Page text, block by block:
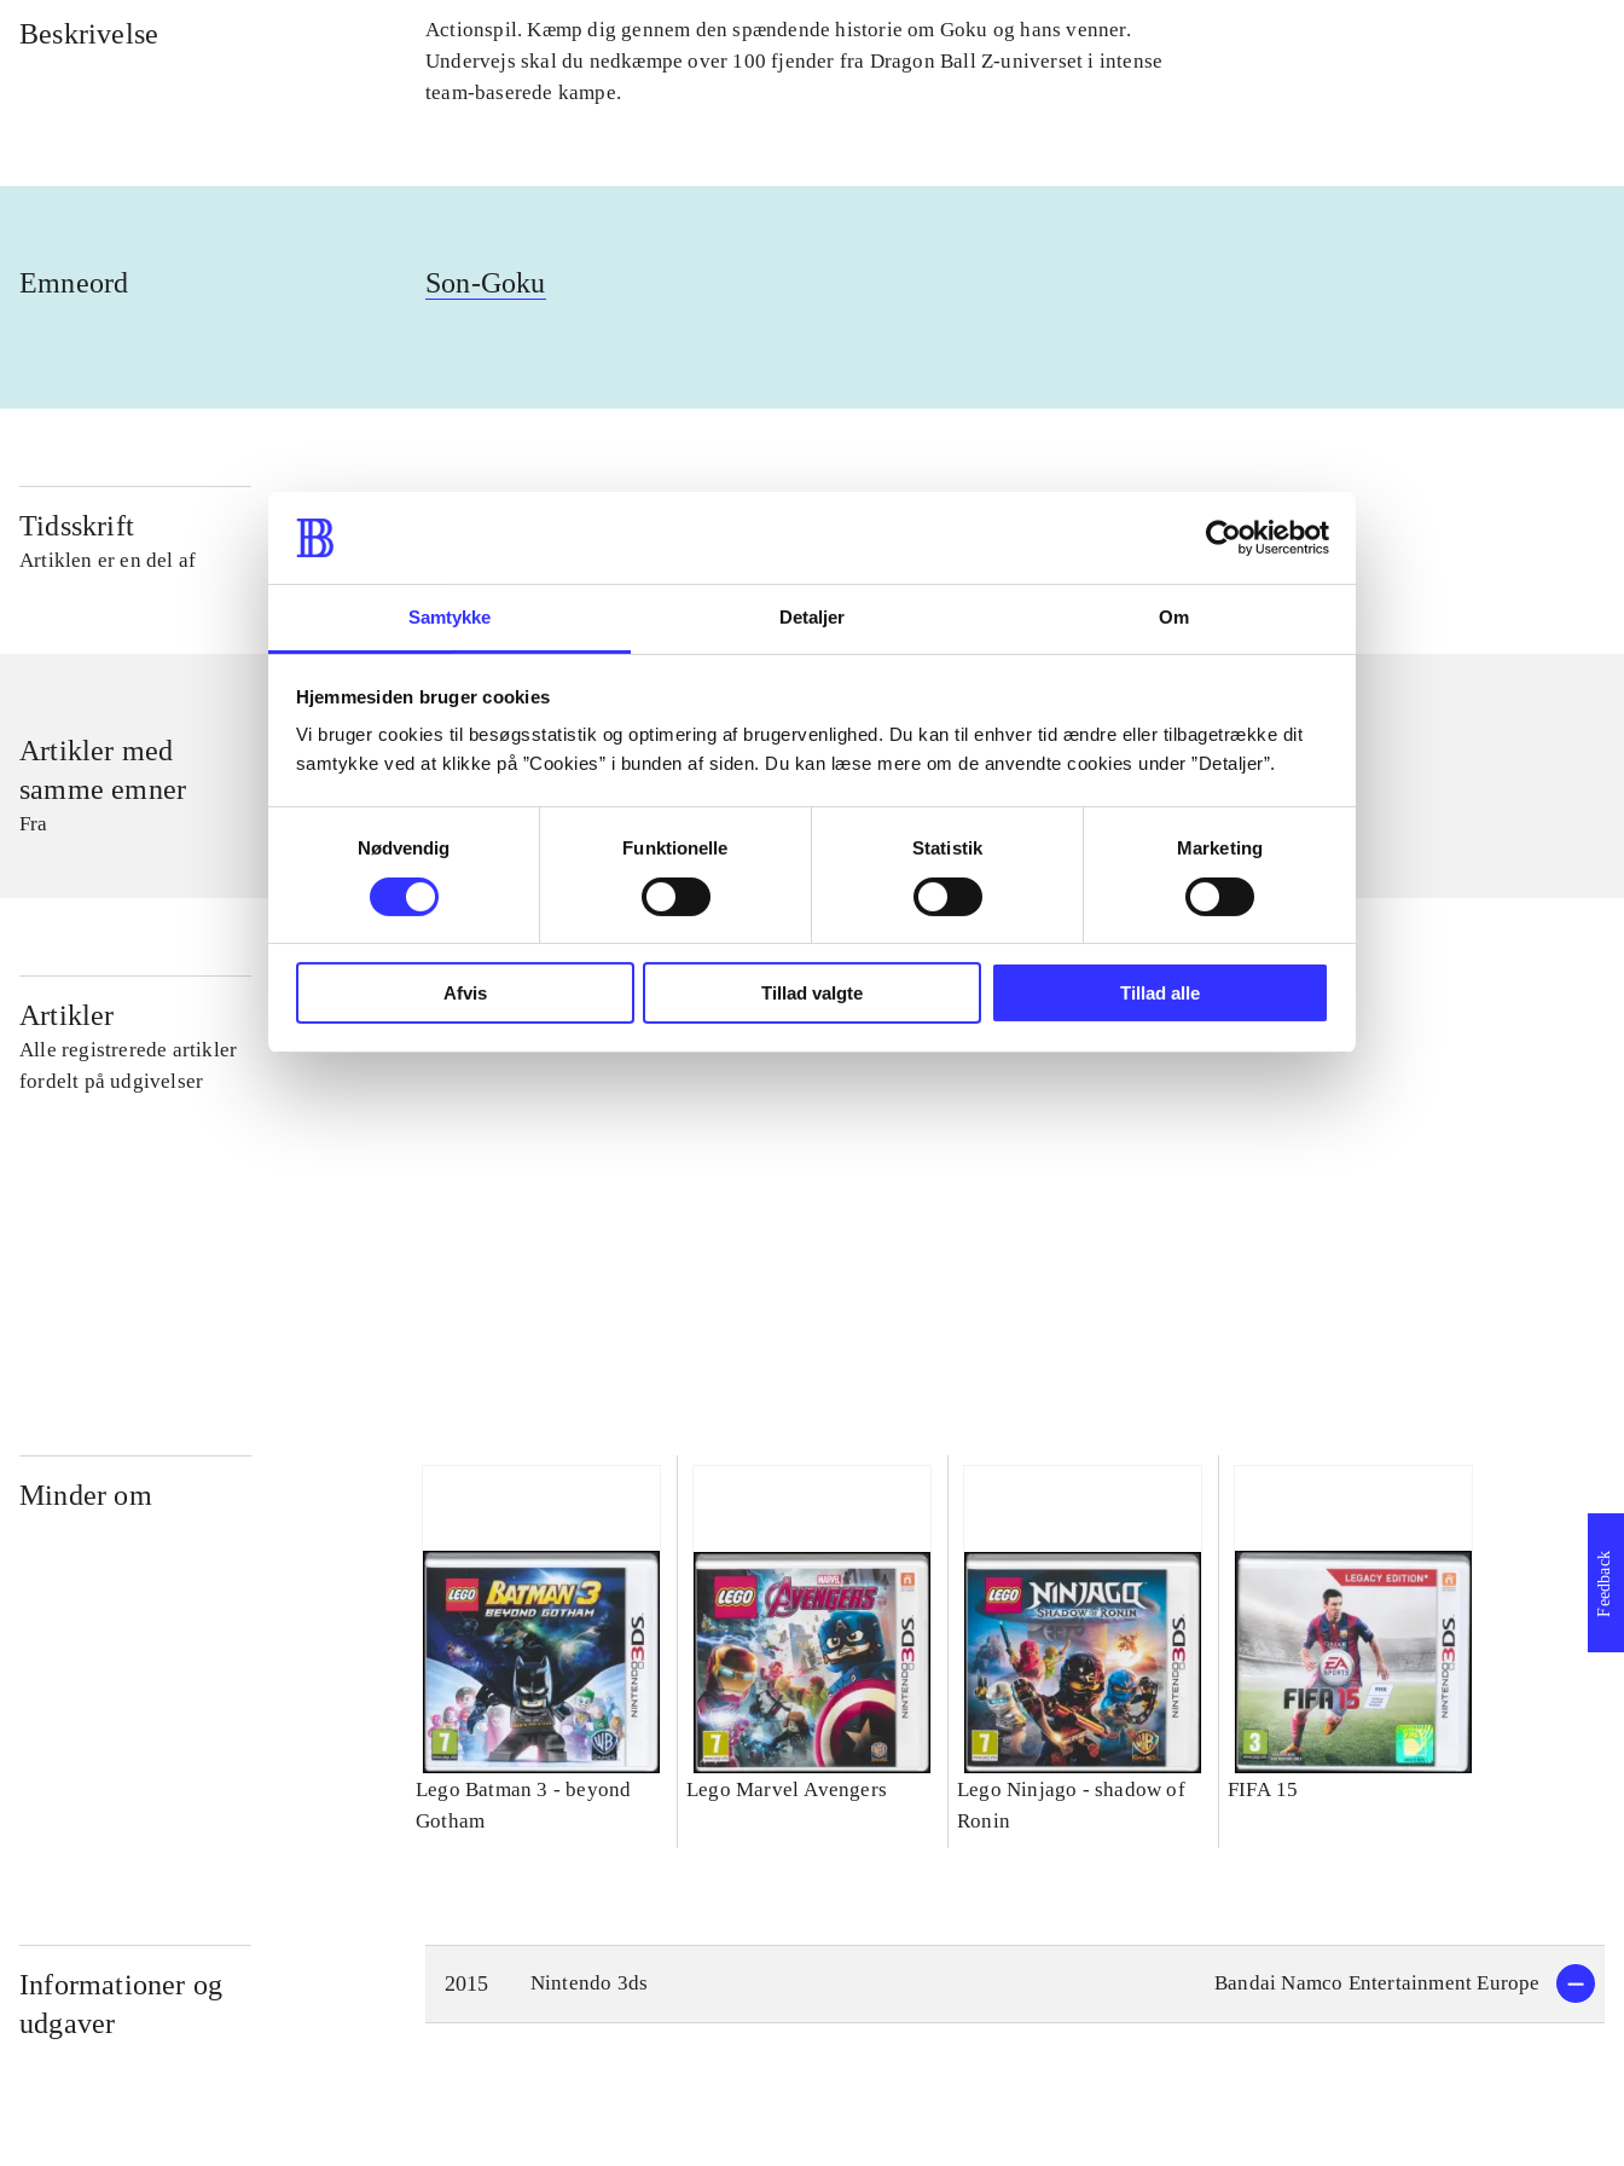
Samtykke Detaljer Om
Hjemmesiden bruger cookies
Vi bruger cookies til besøgsstatistik og optimering af brugervenlighed. Du kan til enhver tid ændre eller tilbagetrække dit
samtykke ved at klikke på ”Cookies” i bunden af siden. Du kan læse mere om de anvendte cookies under ”Detaljer”.
Nødvendig
Funktionelle Statistik Marketing
Afvis Tillad valgte Tillad alle
Beskrivelse
Actionspil. Kæmp dig gennem den spændende historie om Goku og hans venner.
Undervejs skal du nedkæmpe over 100 fjender fra Dragon Ball Z-universet i intense
team-baserede kampe.
Emneord Son-Goku
Tidsskrift
Artiklen er en del af
Artikler med
samme emner
Fra
Artikler
Alle registrerede artikler
fordelt på udgivelser
Minder om
Lego Batman 3 - beyond
Gotham
Lego Marvel Avengers
Lego Ninjago - shadow of
Ronin
FIFA 15
Informationer og
udgaver
2015 Nintendo 3ds Bandai Namco Entertainment Europe
Feedback